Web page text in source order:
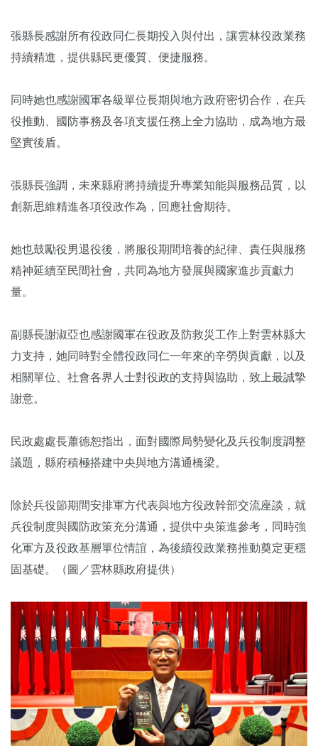
張縣長感謝所有役政同仁長期投入與付出，讓雲林役政業務
持續精進，提供縣民更優質、便捷服務。
同時她也感謝國軍各級單位長期與地方政府密切合作，在兵
役推動、國防事務及各項支援任務上全力協助，成為地方最
堅實後盾。
張縣長強調，未來縣府將持續提升專業知能與服務品質，以
創新思維精進各項役政作為，回應社會期待。
她也鼓勵役男退役後，將服役期間培養的紀律、責任與服務
精神延續至民間社會，共同為地方發展與國家進步貢獻力
量。
副縣長謝淑亞也感謝國軍在役政及防救災工作上對雲林縣大
力支持，她同時對全體役政同仁一年來的辛勞與貢獻，以及
相關單位、社會各界人士對役政的支持與協助，致上最誠摯
謝意。
民政處處長蕭德恕指出，面對國際局勢變化及兵役制度調整
議題，縣府積極搭建中央與地方溝通橋梁。
除於兵役節期間安排軍方代表與地方役政幹部交流座談，就
兵役制度與國防政策充分溝通，提供中央策進參考，同時強
化軍方及役政基層單位情誼，為後續役政業務推動奠定更穩
固基礎。（圖／雲林縣政府提供）